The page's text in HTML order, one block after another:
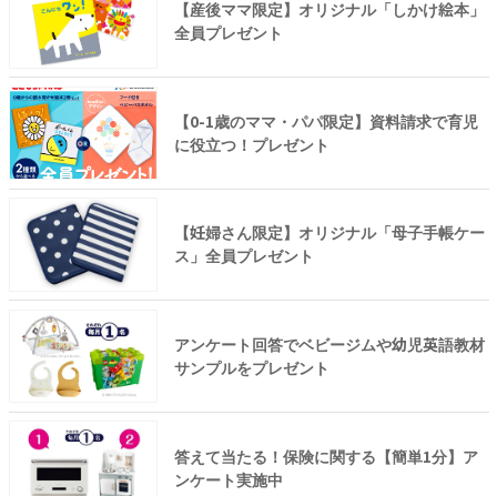
【産後ママ限定】オリジナル「しかけ絵本」
全員プレゼント
【0-1歳のママ・パパ限定】資料請求で育児
に役立つ！プレゼント
【妊婦さん限定】オリジナル「母子手帳ケー
ス」全員プレゼント
アンケート回答でベビージムや幼児英語教材
サンプルをプレゼント
答えて当たる！保険に関する【簡単1分】ア
ンケート実施中